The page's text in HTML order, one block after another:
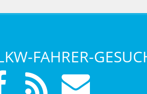
FAHRER-